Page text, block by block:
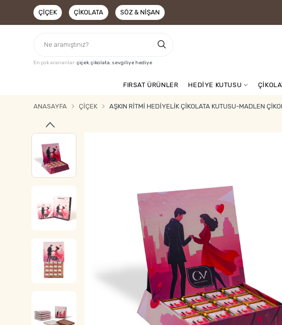
ÇIÇEK ÇIKOLATA SÖZ & NIŞAN
En çok arananlar: çiçek,çikolata, sevgiliye hediye
FIRSAT ÜRÜNLER HEDİYE KUTUSU
ANASAYFA ÇIÇEK AŞKIN RITMI HEDIYELIK ÇIKOLATA KUTUSU-MADLEN